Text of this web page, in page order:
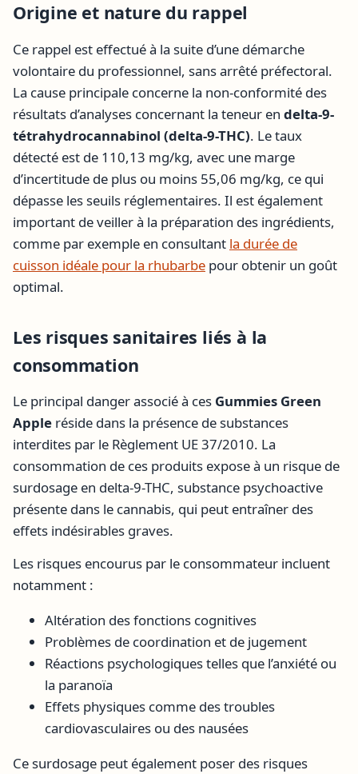
Origine et nature du rappel
Ce rappel est effectué à la suite d’une démarche
volontaire du professionnel, sans arrêté préfectoral.
La cause principale concerne la non-conformité des
résultats d’analyses concernant la teneur en delta-9-
tétrahydrocannabinol (delta-9-THC). Le taux
détecté est de 110,13 mg/kg, avec une marge
d’incertitude de plus ou moins 55,06 mg/kg, ce qui
dépasse les seuils réglementaires. Il est également
important de veiller à la préparation des ingrédients,
comme par exemple en consultant la durée de
cuisson idéale pour la rhubarbe pour obtenir un goût
optimal.
Les risques sanitaires liés à la
consommation
Le principal danger associé à ces Gummies Green
Apple réside dans la présence de substances
interdites par le Règlement UE 37/2010. La
consommation de ces produits expose à un risque de
surdosage en delta-9-THC, substance psychoactive
présente dans le cannabis, qui peut entraîner des
effets indésirables graves.
Les risques encourus par le consommateur incluent
notamment :
Altération des fonctions cognitives
Problèmes de coordination et de jugement
Réactions psychologiques telles que l’anxiété ou
la paranoïa
Effets physiques comme des troubles
cardiovasculaires ou des nausées
Ce surdosage peut également poser des risques